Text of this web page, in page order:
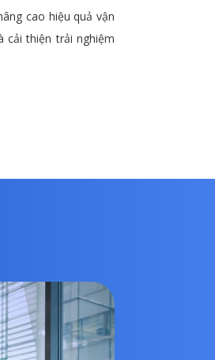
cao hiệu quả vận
cải thiện trải nghiệm